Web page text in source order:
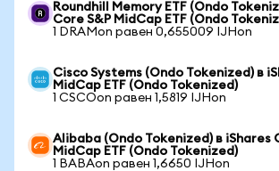
Roundhill Memory ETF (Ondo
Core S&P MidCap ETF (Ondo
1 DRAMon равен 0,655009 IJHon
Cisco Systems (Ondo Tokenized) в
MidCap ETF (Ondo Tokenized)
1 CSCOon равен 1,5819 IJHon
Alibaba (Ondo Tokenized) в iShares
MidCap ETF (Ondo Tokenized)
1 BABAon равен 1,6650 IJHon